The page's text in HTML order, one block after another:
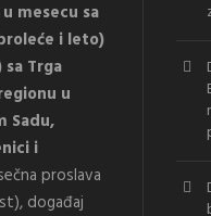
mesecu sa
i leto)
sa Trga
u
Sadu,
i
proslava
događaj